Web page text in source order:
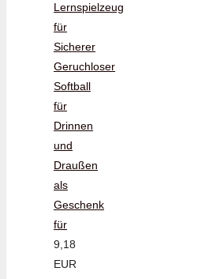
Lernspielzeug
für
Sicherer
Geruchloser
Softball
für
Drinnen
und
Draußen
als
Geschenk
für
9,18
EUR